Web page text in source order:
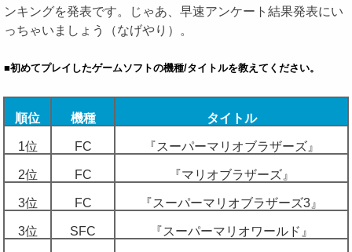
ンキングを発表です。じゃあ、早速アンケート結果発表にい
っちゃいましょう（なげやり）。
■初めてプレイしたゲームソフトの機種/タイトルを教えてください。
順位 機種 タイトル
1位 FC 『スーパーマリオブラザーズ』
2位 FC 『マリオブラザーズ』
3位 FC 『スーパーマリオブラザーズ3』
3位 SFC 『スーパーマリオワールド』